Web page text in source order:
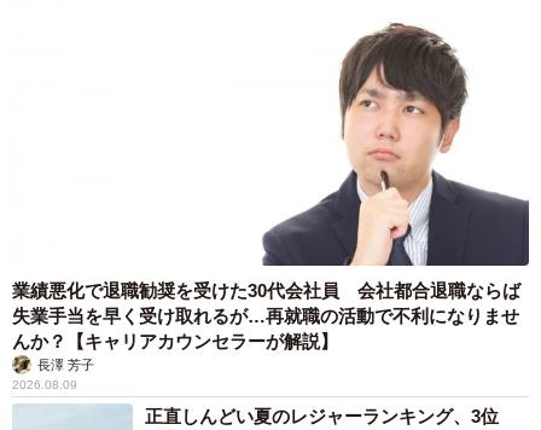
業績悪化で退職勧奨を受けた30代会社員 会社都合退職ならば
失業手当を早く受け取れるが…再就職の活動で不利になりませ
んか？【キャリアカウンセラーが解説】
長澤 芳子
2026.08.09
正直しんどい夏のレジャーランキング、3位